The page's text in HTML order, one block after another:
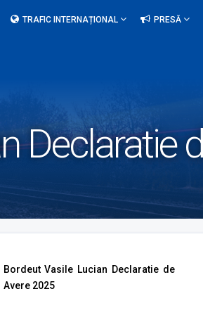
TRAFIC INTERNAȚIONAL PRESĂ
Declaratie
Bordeut Vasile Lucian Declaratie de
Avere 2025